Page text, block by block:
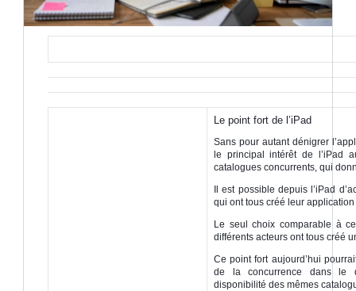
Le point fort de l’iPad
Sans pour autant dénigrer
le principal intérêt de l’iPad
catalogues concurrents, qui
Il est possible depuis l’iPad
qui ont tous créé leur
Le seul choix comparable à
différents acteurs ont tous créé
Ce point fort aujourd’hui
de la concurrence dans le
disponibilité des mêmes